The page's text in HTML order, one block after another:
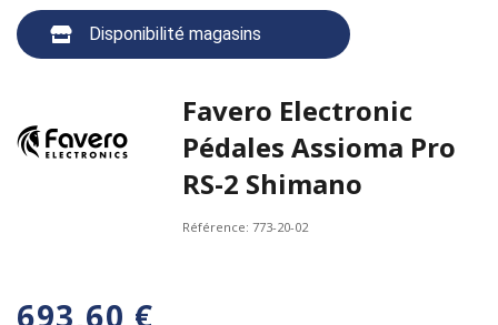
Disponibilité magasins
Favero Electronic
Pédales Assioma Pro
RS-2 Shimano
Référence:773-20-02
693,60 €